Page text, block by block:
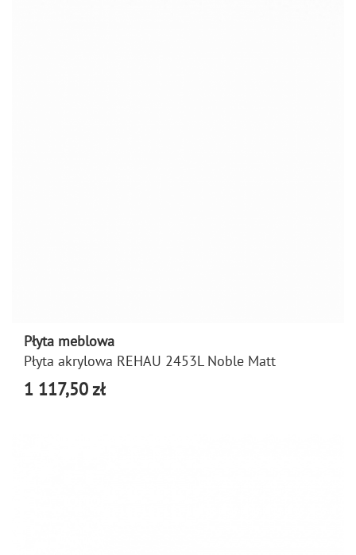
Płyta meblowa
Płyta akrylowa REHAU 2453L Noble Matt
1 117,50 zł